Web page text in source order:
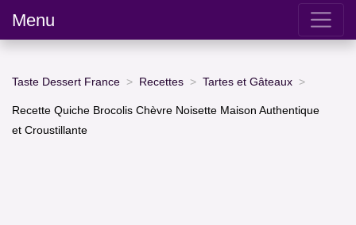
Menu
Taste Dessert France Recettes Tartes et Gâteaux
Recette Quiche Brocolis Chèvre Noisette Maison Authentique
et Croustillante